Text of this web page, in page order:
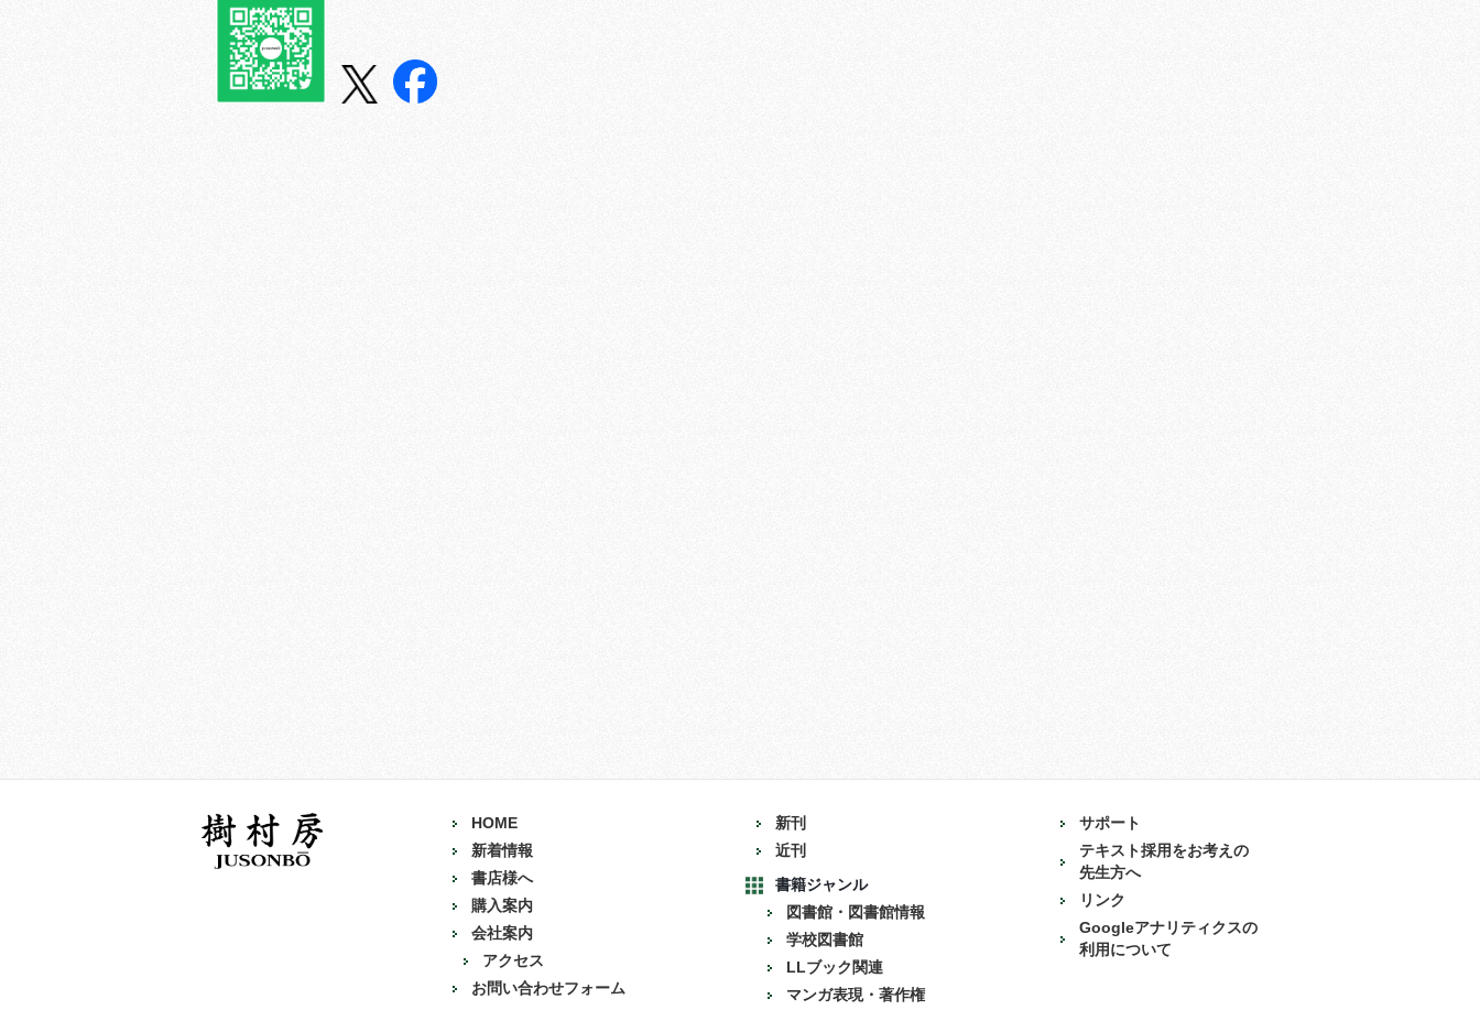
HOME
新着情報
書店様へ
購入案内
会社案内
アクセス
お問い合わせフォーム
新刊
近刊
書籍ジャンル
図書館・図書館情報
学校図書館
LLブック関連
マンガ表現・著作権
サポート
テキスト採用をお考えの
先生方へ
リンク
Googleアナリティクスの
利用について